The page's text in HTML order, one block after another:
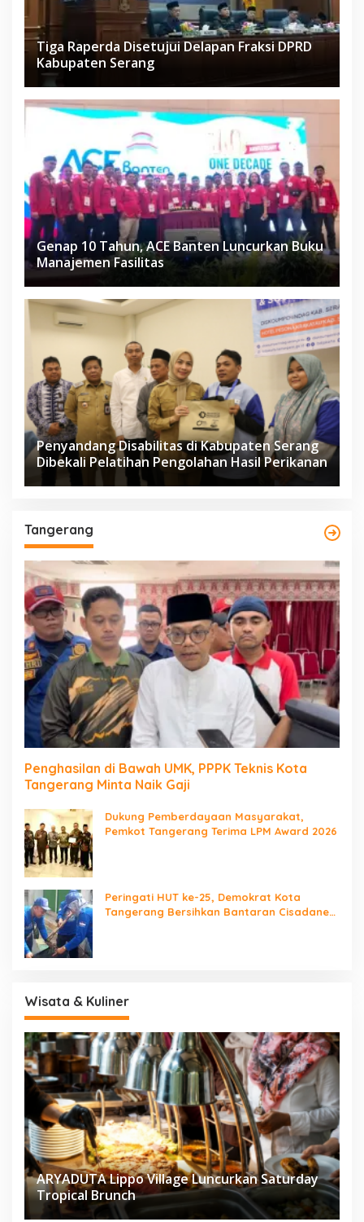
Tiga Raperda Disetujui Delapan Fraksi DPRD
Kabupaten Serang
Genap 10 Tahun, ACE Banten Luncurkan Buku
Manajemen Fasilitas
Penyandang Disabilitas di Kabupaten Serang
Dibekali Pelatihan Pengolahan Hasil Perikanan
Tangerang
Penghasilan di Bawah UMK, PPPK Teknis Kota
Tangerang Minta Naik Gaji
Dukung Pemberdayaan Masyarakat,
Pemkot Tangerang Terima LPM Award 2026
Peringati HUT ke-25, Demokrat Kota
Tangerang Bersihkan Bantaran Cisadane
Wisata & Kuliner
ARYADUTA Lippo Village Luncurkan Saturday
Tropical Brunch